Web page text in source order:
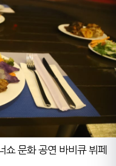
쇼 문화 공연 바비큐 뷔페